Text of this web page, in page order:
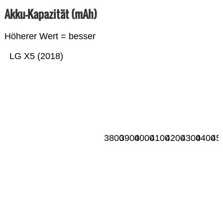
Akku-Kapazität (mAh)
Höherer Wert = besser
LG X5 (2018)
3800390040004100420043004400